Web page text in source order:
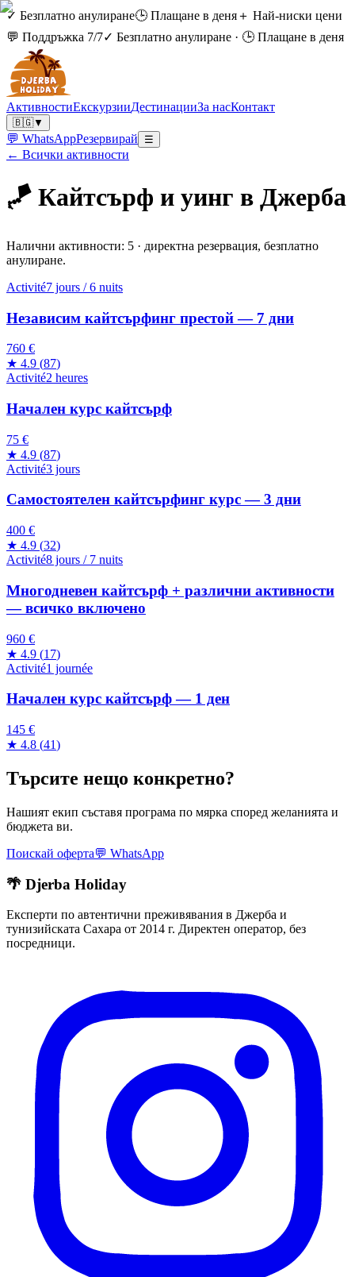
✓ Безплатно анулиране🕒 Плащане в деня＋ Най-ниски цени
💬 Поддръжка 7/7✓ Безплатно анулиране · 🕒 Плащане в деня
АктивностиЕкскурзииДестинацииЗа насКонтакт
🇧🇬▼
💬 WhatsAppРезервирай ☰
← Всички активности
🪁 Кайтсърф и уинг в Джерба
Налични активности: 5 · директна резервация, безплатно
анулиране.
Activité7 jours / 6 nuits
Независим кайтсърфинг престой — 7 дни
760 €
★ 4.9 (87)
Activité2 heures
Начален курс кайтсърф
75 €
★ 4.9 (87)
Activité3 jours
Самостоятелен кайтсърфинг курс — 3 дни
400 €
★ 4.9 (32)
Activité8 jours / 7 nuits
Многодневен кайтсърф + различни активности
— всичко включено
960 €
★ 4.9 (17)
Activité1 journée
Начален курс кайтсърф — 1 ден
145 €
★ 4.8 (41)
Търсите нещо конкретно?
Нашият екип съставя програма по мярка според желанията и
бюджета ви.
Поискай оферта💬 WhatsApp
🌴 Djerba Holiday
Експерти по автентични преживявания в Джерба и
тунизийската Сахара от 2014 г. Директен оператор, без
посредници.